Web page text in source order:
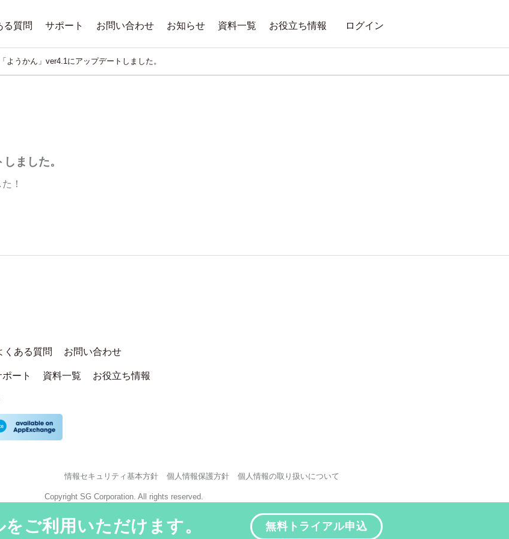
」
認
経歴書作成
る質問 サポート お問い合わせ お知らせ
新着情報
セミナー・イベント
リリースノート
資料一覧 お役立ち情報 ログイン
「ようかん」ver4.1にアップデートしました。
ました。
！
くある質問 お問い合わせ
ポート 資料一覧 お役立ち情報
情報セキュリティ基本方針 個人情報保護方針 個人情報の取り扱いについて
Copyright SG Corporation. All rights reserved.
ご利用いただけます。 無料トライアル申込